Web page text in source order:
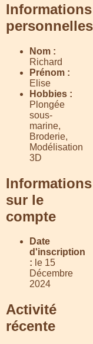
Informations
personnelles
Nom :
Richard
Prénom :
Elise
Hobbies :
Plongée
sous-
marine,
Broderie,
Modélisation
3D
Informations
sur le
compte
Date
d'inscription
: le 15
Décembre
2024
Activité
récente